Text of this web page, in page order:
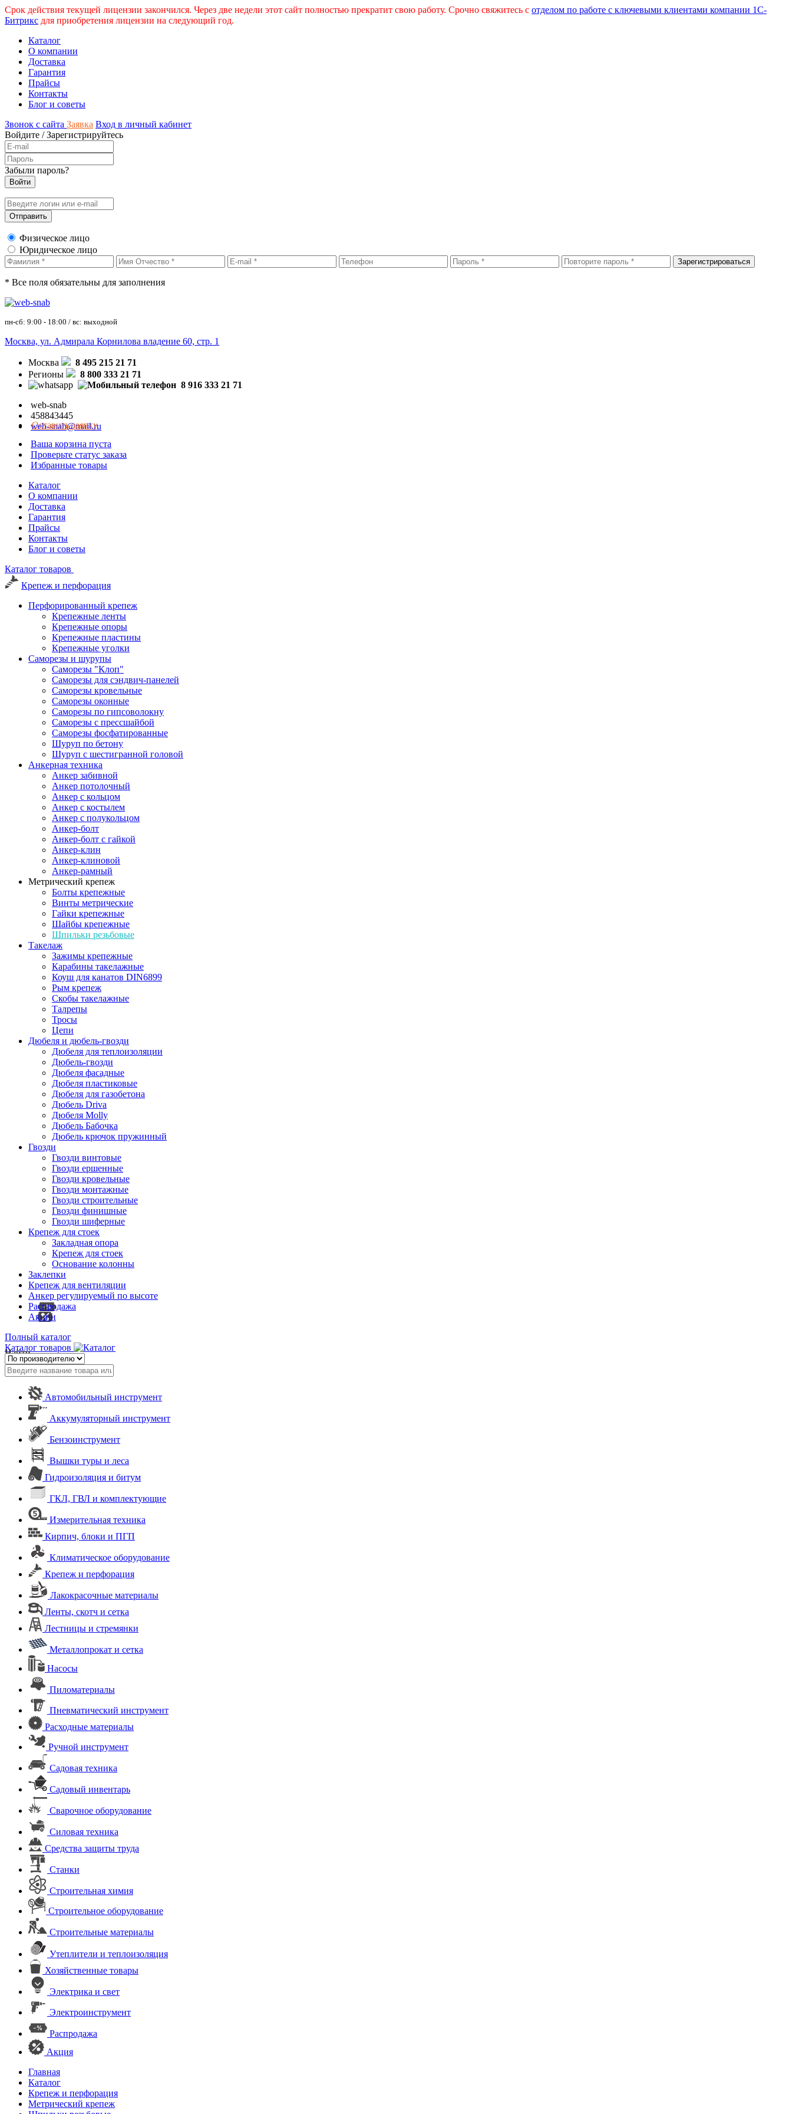
Срок действия текущей лицензии закончился. Через две недели этот сайт полностью прекратит свою работу. Срочно свяжитесь с отделом по работе с ключевыми клиентами компании 1С-
Битрикс для приобретения лицензии на следующий год.
Каталог
О компании
Доставка
Гарантия
Прайсы
Контакты
Блог и советы
Звонок с сайта Заявка Вход в личный кабинет
Войдите /Зарегистрируйтесь
Забыли пароль?
Физическое лицо
Юридическое лицо
* Все поля обязательны для заполнения
пн-сб: 9:00 - 18:00 / вс: выходной
Москва, ул. Адмирала Корнилова владение 60, стр. 1
Москва
8 495 215 21 71
Регионы
8 800 333 21 71
8 916 333 21 71
web-snab
458843445
web-snab@mail.ru
Оставить заявку
Ваша корзина пуста
Проверьте статус заказа
Избранные товары
Каталог
О компании
Доставка
Гарантия
Прайсы
Контакты
Блог и советы
Каталог товаров
Крепеж и перфорация
Перфорированный крепеж
Крепежные ленты
Крепежные опоры
Крепежные пластины
Крепежные уголки
Саморезы и шурупы
Саморезы "Клоп"
Саморезы для сэндвич-панелей
Саморезы кровельные
Саморезы оконные
Саморезы по гипсоволокну
Саморезы с прессшайбой
Саморезы фосфатированные
Шуруп по бетону
Шуруп с шестигранной головой
Анкерная техника
Анкер забивной
Анкер потолочный
Анкер с кольцом
Анкер с костылем
Анкер с полукольцом
Анкер-болт
Анкер-болт с гайкой
Анкер-клин
Анкер-клиновой
Анкер-рамный
Метрический крепеж
Болты крепежные
Винты метрические
Гайки крепежные
Шайбы крепежные
Шпильки резьбовые
Такелаж
Зажимы крепежные
Карабины такелажные
Коуш для канатов DIN6899
Рым крепеж
Скобы такелажные
Талрепы
Тросы
Цепи
Дюбеля и дюбель-гвозди
Дюбеля для теплоизоляции
Дюбель-гвозди
Дюбеля фасадные
Дюбеля пластиковые
Дюбеля для газобетона
Дюбель Driva
Дюбеля Molly
Дюбель Бабочка
Дюбель крючок пружинный
Гвозди
Гвозди винтовые
Гвозди ершенные
Гвозди кровельные
Гвозди монтажные
Гвозди строительные
Гвозди финишные
Гвозди шиферные
Крепеж для стоек
Закладная опора
Крепеж для стоек
Основание колонны
Заклепки
Крепеж для вентиляции
Анкер регулируемый по высоте
Распродажа
Акции
Полный каталог
Каталог товаров
Найти
Автомобильный инструмент
Аккумуляторный инструмент
Бензоинструмент
Вышки туры и леса
Гидроизоляция и битум
ГКЛ, ГВЛ и комплектующие
Измерительная техника
Кирпич, блоки и ПГП
Климатическое оборудование
Крепеж и перфорация
Лакокрасочные материалы
Ленты, скотч и сетка
Лестницы и стремянки
Металлопрокат и сетка
Насосы
Пиломатериалы
Пневматический инструмент
Расходные материалы
Ручной инструмент
Садовая техника
Садовый инвентарь
Сварочное оборудование
Силовая техника
Средства защиты труда
Станки
Строительная химия
Строительное оборудование
Строительные материалы
Утеплители и теплоизоляция
Хозяйственные товары
Электрика и свет
Электроинструмент
Распродажа
Акция
Главная
Каталог
Крепеж и перфорация
Метрический крепеж